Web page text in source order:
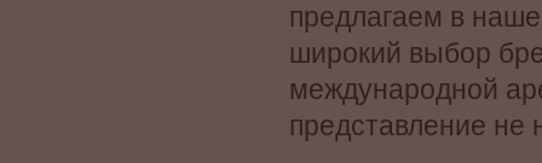
предлагаем в
широкий выбор
международной
представление не